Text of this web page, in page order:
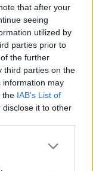
that after your
seeing
utilized by
parties prior to
the further
third parties on the
information may
the IAB’s List of
it to other
or more Google
Seguinte
FAZER VIVER OS
VALORES DA
EM
AS GERAÇÕES